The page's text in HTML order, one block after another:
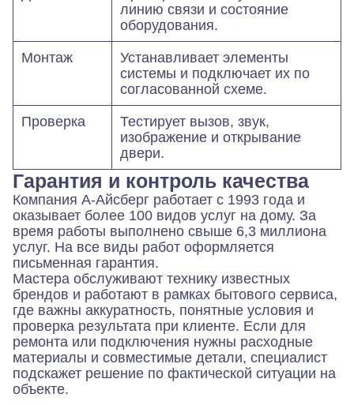
линию связи и состояние
оборудования.
Монтаж
Устанавливает элементы
системы и подключает их по
согласованной схеме.
Проверка
Тестирует вызов, звук,
изображение и открывание
двери.
Гарантия и контроль качества
Компания А-Айсберг работает с 1993 года и
оказывает более 100 видов услуг на дому. За
время работы выполнено свыше 6,3 миллиона
услуг. На все виды работ оформляется
письменная гарантия.
Мастера обслуживают технику известных
брендов и работают в рамках бытового сервиса,
где важны аккуратность, понятные условия и
проверка результата при клиенте. Если для
ремонта или подключения нужны расходные
материалы и совместимые детали, специалист
подскажет решение по фактической ситуации на
объекте.